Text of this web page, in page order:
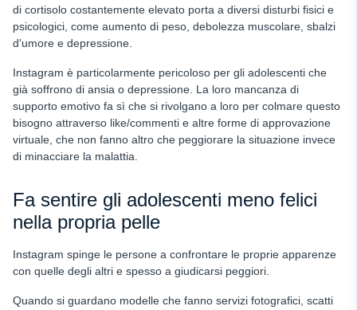
di cortisolo costantemente elevato porta a diversi disturbi fisici e
psicologici, come aumento di peso, debolezza muscolare, sbalzi
d'umore e depressione.
Instagram è particolarmente pericoloso per gli adolescenti che
già soffrono di ansia o depressione. La loro mancanza di
supporto emotivo fa sì che si rivolgano a loro per colmare questo
bisogno attraverso like/commenti e altre forme di approvazione
virtuale, che non fanno altro che peggiorare la situazione invece
di minacciare la malattia.
Fa sentire gli adolescenti meno felici
nella propria pelle
Instagram spinge le persone a confrontare le proprie apparenze
con quelle degli altri e spesso a giudicarsi peggiori.
Quando si guardano modelle che fanno servizi fotografici, scatti